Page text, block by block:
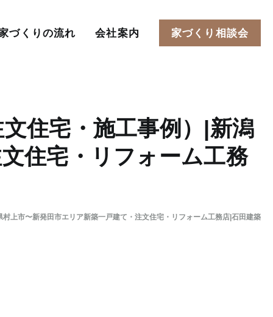
づくりの流れ 会社案内 家づくり相談会
住宅・施工事例）|新潟
住宅・リフォーム工務
上市〜新発田市エリア新築一戸建て・注文住宅・リフォーム工務店|石田建築